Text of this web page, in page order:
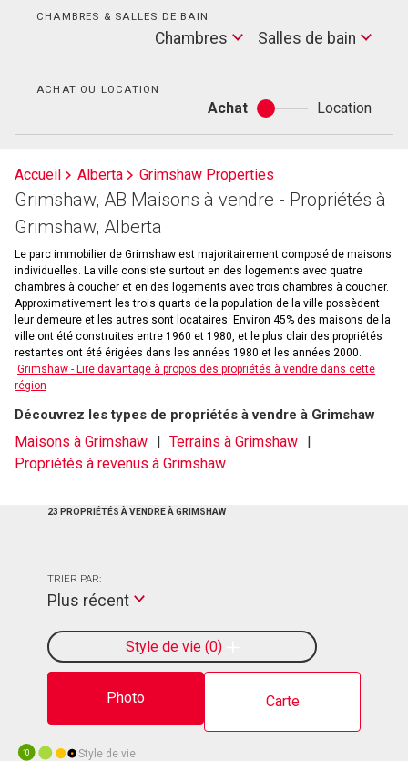
CHAMBRES & SALLES DE BAIN
Chambres
Salles
de
Salles de bain
ACHAT OU LOCATION
Achat
Achat
ou
Location
Accueil Alberta Grimshaw Properties
Grimshaw, AB Maisons à vendre - Propriétés à
Grimshaw, Alberta
Le parc immobilier de Grimshaw est majoritairement composé de maisons
individuelles. La ville consiste surtout en des logements avec quatre
chambres à coucher et en des logements avec trois chambres à coucher.
Approximativement les trois quarts de la population de la ville possèdent
leur demeure et les autres sont locataires. Environ 45% des maisons de la
ville ont été construites entre 1960 et 1980, et le plus clair des propriétés
restantes ont été érigées dans les années 1980 et les années 2000.
Grimshaw - Lire davantage à propos des propriétés à vendre dans cette
région
Découvrez les types de propriétés à vendre à Grimshaw
Maisons à Grimshaw
Terrains à Grimshaw
Propriétés à revenus à Grimshaw
23 PROPRIÉTÉS À VENDRE À GRIMSHAW
Photo Carte
Style de vie 0
TRIER PAR:
Plus récent
10 Style de vie